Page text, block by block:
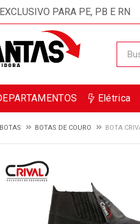
PARA PE, PB E RN
Elétrica
BOTAS BOTAS DE COURO BOTA